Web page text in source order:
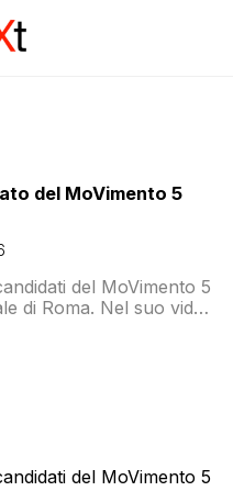
del MoVimento 5
del MoVimento 5
di Roma. Nel suo video
in Piemonte dove è
Tra un gesticolare
[…]
del MoVimento 5